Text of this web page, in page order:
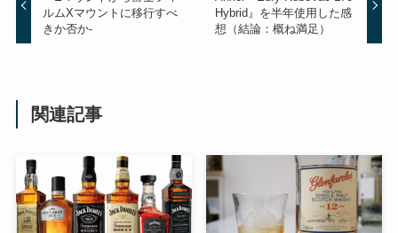
ルムXマウントに移行すべ
きか否か-
Hybrid』を半年使用した感
想（結論：概ね満足）
関連記事